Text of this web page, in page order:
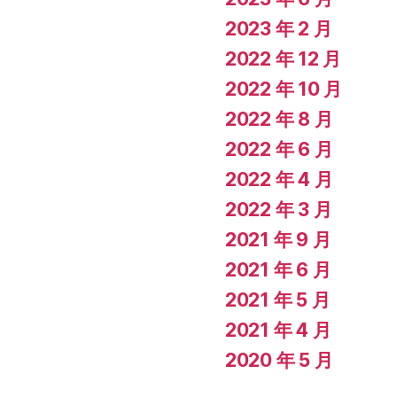
2023 年 2 月
2022 年 12 月
2022 年 10 月
2022 年 8 月
2022 年 6 月
2022 年 4 月
2022 年 3 月
2021 年 9 月
2021 年 6 月
2021 年 5 月
2021 年 4 月
2020 年 5 月